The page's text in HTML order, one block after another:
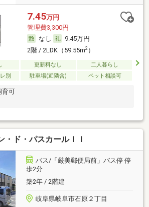
7.45万円
管理費3,300円
なし
9.45万円
2階 / 2LDK（59.55m2）
更新料なし
二人暮らし
別
駐車場(近隣含) ペット相談可
可
・ド・パスカールＩＩ
バス/「厳美郵便局前」バス停 停
歩2分
築2年 / 2階建
岐阜県岐阜市石原２丁目